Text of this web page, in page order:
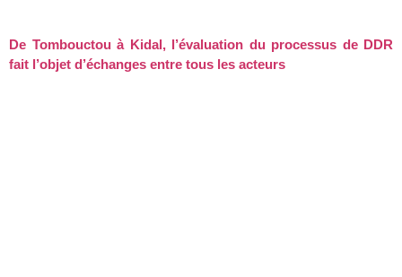
De Tombouctou à Kidal, l’évaluation du processus de DDR
fait l’objet d’échanges entre tous les acteurs